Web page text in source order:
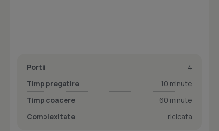
Portii
4
Timp pregatire
10 minute
Timp coacere
60 minute
Complexitate
ridicata